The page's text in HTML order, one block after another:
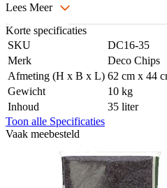
Lees Meer
Korte specificaties
SKU
DC16-35
Merk
Deco Chips
Afmeting (H x B x L) 62 cm x 44
Gewicht
10 kg
Inhoud
35 liter
Toon alle Specificaties
Vaak meebesteld